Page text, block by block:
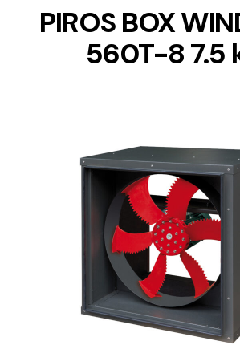
PIROS BOX
560T-8 7.5
DETAILS